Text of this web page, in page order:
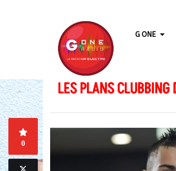
G ONE
LES PLANS
0